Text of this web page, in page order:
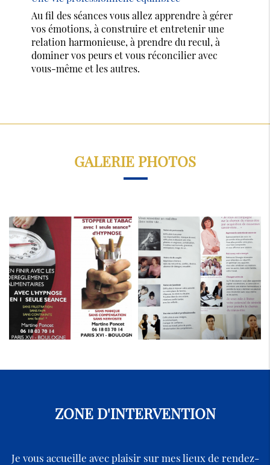
Au fil des séances vous allez apprendre à gérer
vos émotions, à construire et entretenir une
relation harmonieuse, à prendre du recul, à
dominer vos peurs et vous réconcilier avec
vous-même et les autres.
GALERIE PHOTOS
ZONE D'INTERVENTION
Je vous accueille avec plaisir sur mes lieux de rendez-